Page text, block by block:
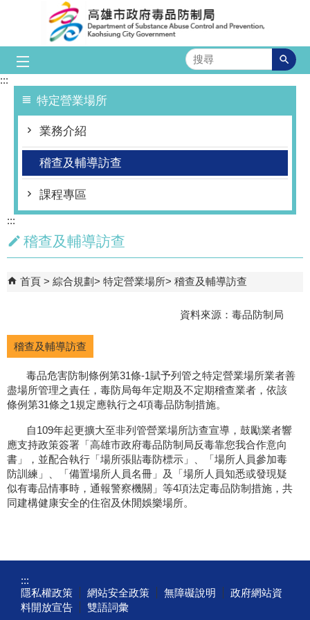
跳到主要內容區塊
搜
尋
:::
特定營業場所
業務介紹
稽查及輔導訪查
課程專區
:::
稽查及輔導訪查
首頁 綜合規劃 特定營業場所 稽查及輔導訪查
資料來源：毒品防制局
稽查及輔導訪查
毒品危害防制條例第31條-1賦予列管之特定營業場所業者善
盡場所管理之責任，毒防局每年定期及不定期稽查業者，依該
條例第31條之1規定應執行之4項毒品防制措施。
自109年起更擴大至非列管營業場所訪查宣導，鼓勵業者響
應支持政策簽署「高雄市政府毒品防制局反毒靠您我合作意向
書」，並配合執行「場所張貼毒防標示」、「場所人員參加毒
防訓練」、「備置場所人員名冊」及「場所人員知悉或發現疑
似有毒品情事時，通報警察機關」等4項法定毒品防制措施，共
同建構健康安全的住宿及休閒娛樂場所。
:::
隱私權政策
網站安全政策 無障礙說明
政府網站資
料開放宣告
雙語詞彙